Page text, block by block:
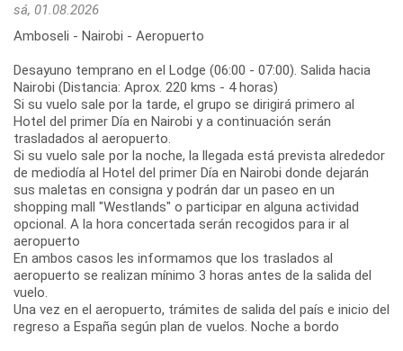
sá, 01.08.2026
Amboseli - Nairobi - Aeropuerto
Desayuno temprano en el Lodge (06:00 - 07:00). Salida hacia
Nairobi (Distancia: Aprox. 220 kms - 4 horas)
Si su vuelo sale por la tarde, el grupo se dirigirá primero al
Hotel del primer Día en Nairobi y a continuación serán
trasladados al aeropuerto.
Si su vuelo sale por la noche, la llegada está prevista alrededor
de mediodía al Hotel del primer Día en Nairobi donde dejarán
sus maletas en consigna y podrán dar un paseo en un
shopping mall "Westlands" o participar en alguna actividad
opcional. A la hora concertada serán recogidos para ir al
aeropuerto
En ambos casos les informamos que los traslados al
aeropuerto se realizan mínimo 3 horas antes de la salida del
vuelo.
Una vez en el aeropuerto, trámites de salida del país e inicio del
regreso a España según plan de vuelos. Noche a bordo